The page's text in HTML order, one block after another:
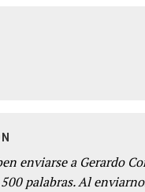
enviarse a Gerardo
palabras. Al